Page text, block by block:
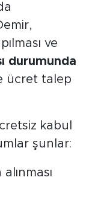
ve
durumunda
ücret talep
kabul
şunlar: